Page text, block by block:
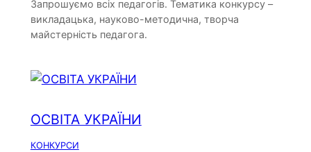
Запрошуємо всіх педагогів. Тематика конкурсу –
викладацька, науково-методична, творча
майстерність педагога.
ОСВІТА УКРАЇНИ
КОНКУРСИ